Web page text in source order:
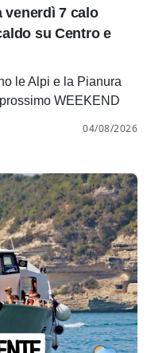
venerdì 7 calo
su Centro e
le Alpi e la Pianura
WEEKEND
04/08/2026